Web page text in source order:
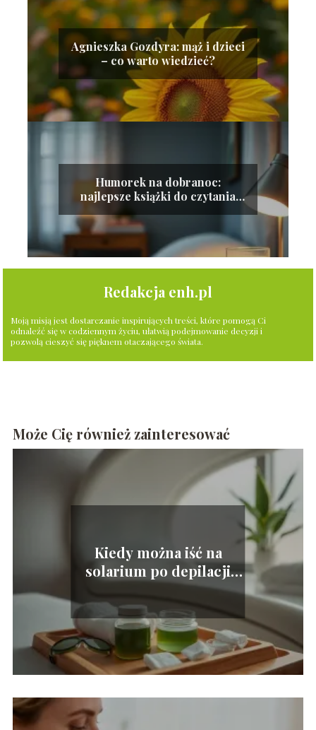
Agnieszka Gozdyra: mąż i dzieci
– co warto wiedzieć?
Humorek na dobranoc:
najlepsze książki do czytania
Redakcja enh.pl
Moją misją jest dostarczanie inspirujących treści, które pomogą Ci
odnaleźć się w codziennym życiu, ułatwią podejmowanie decyzji i
pozwolą cieszyć się pięknem otaczającego świata.
Może Cię również zainteresować
Kiedy można iść na
solarium po depilacji
laserowej?